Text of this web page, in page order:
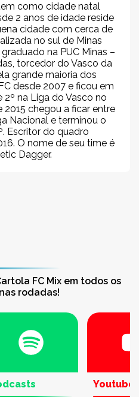
como cidade natal
2 anos de idade reside
cidade com cerca de
no sul de Minas
na PUC Minas –
torcedor do Vasco da
grande maioria dos
desde 2007 e ficou em
2º na Liga do Vasco no
chegou a ficar entre
Nacional e terminou o
Escritor do quadro
O nome de seu time é
Dagger.
FC Mix em todos os
rodadas!
Youtube